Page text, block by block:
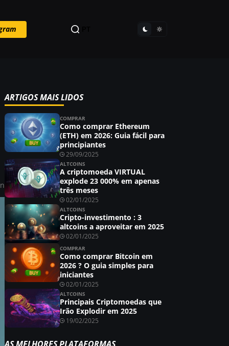
ARTIGOS MAIS LIDOS
COMPRAR
Como comprar Ethereum
(ETH) em 2026: Guia fácil para
principiantes
29/09/2025
ALTCOINS
A criptomoeda VIRTUAL
explode 23 000% em apenas
três meses
02/01/2025
ALTCOINS
Cripto-investimento : 3
altcoins a aproveitar em 2025
02/01/2025
COMPRAR
Como comprar Bitcoin em
2026 ? O guia simples para
iniciantes
02/01/2025
ALTCOINS
Principais Criptomoedas que
Irão Explodir em 2025
19/02/2025